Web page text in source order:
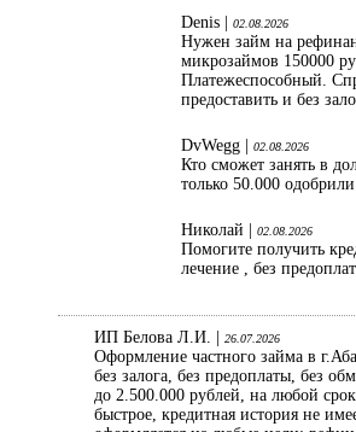
Denis |
02.08.2026
Нужен займ на
микрозаймов 150000
Платежеспособный.
предоставить и без
DvWegg | 02.08.2026
Кто сможет занять в
только 50.000
Николай | 02.08.2026
Помогите получить
лечение , без
ИП Белова Л.И. | 26.07.2026
Оформление частного займа в
без залога, без предоплаты, без
до 2.500.000 рублей, на любой
быстрое, кредитная история не